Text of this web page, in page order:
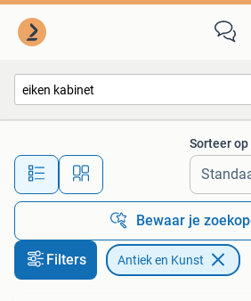
Alle afstanden…
Sorteer op
Bewaar je
Filters Antiek en Kunst